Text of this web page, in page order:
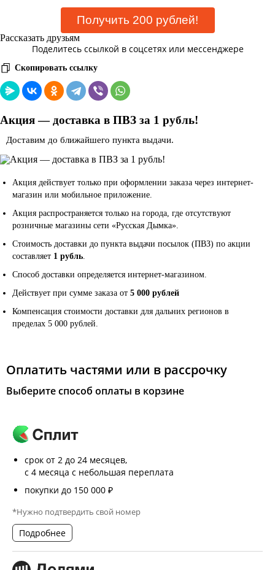
Рассказать друзьям
Поделитесь ссылкой в соцсетях или мессенджере
Скопировать ссылку
Акция — доставка в ПВЗ за 1 рубль!
Доставим до ближайшего пункта выдачи.
Акция действует только при оформлении заказа через интернет-
магазин или мобильное приложение.
Акция распространяется только на города, где отсутствуют
розничные магазины сети «Русская Дымка».
Стоимость доставки до пункта выдачи посылок (ПВЗ) по акции
составляет 1 рубль.
Способ доставки определяется интернет-магазином.
Действует при сумме заказа от 5 000 рублей
Компенсация стоимости доставки для дальних регионов в
пределах 5 000 рублей.
Оплатить частями или в рассрочку
Выберите способ оплаты в корзине
срок от 2 до 24 месяцев,
с 4 месяца с небольшая переплата
покупки до 150 000 ₽
*Нужно подтвердить свой номер
Подробнее